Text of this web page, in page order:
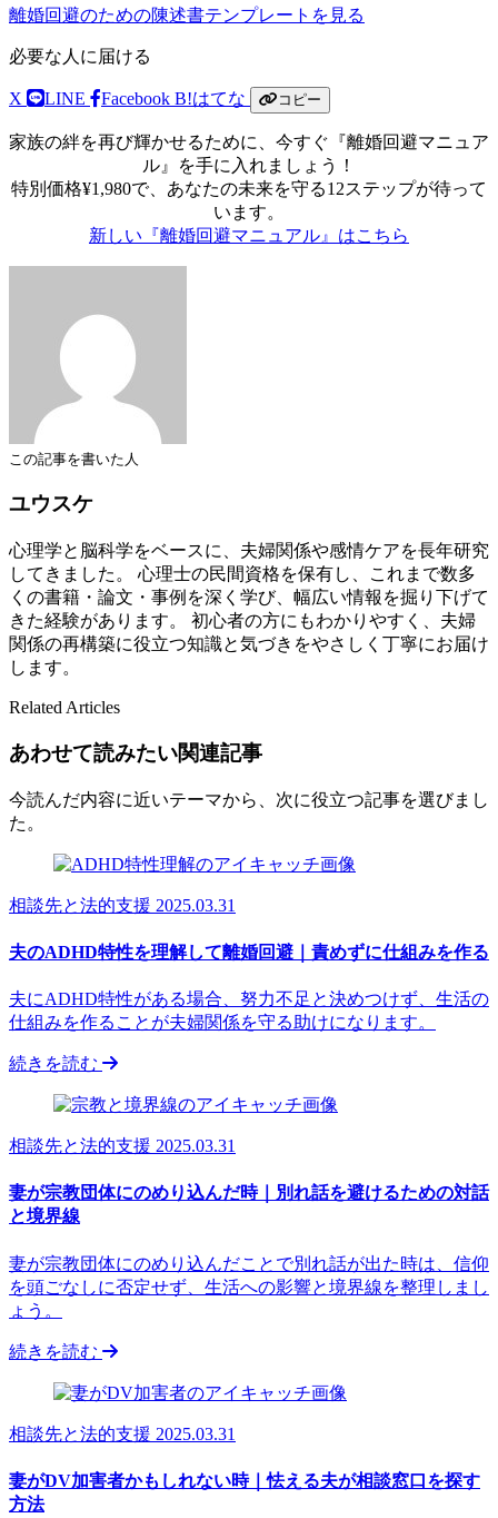
離婚回避のための陳述書テンプレートを見る
必要な人に届ける
X LINE Facebook B!はてな コピー
家族の絆を再び輝かせるために、今すぐ『離婚回避マニュア
ル』を手に入れましょう！
特別価格¥1,980で、あなたの未来を守る12ステップが待って
います。
新しい『離婚回避マニュアル』はこちら
この記事を書いた人
ユウスケ
心理学と脳科学をベースに、夫婦関係や感情ケアを長年研究
してきました。 心理士の民間資格を保有し、これまで数多
くの書籍・論文・事例を深く学び、幅広い情報を掘り下げて
きた経験があります。 初心者の方にもわかりやすく、夫婦
関係の再構築に役立つ知識と気づきをやさしく丁寧にお届け
します。
Related Articles
あわせて読みたい関連記事
今読んだ内容に近いテーマから、次に役立つ記事を選びまし
た。
相談先と法的支援 2025.03.31
夫のADHD特性を理解して離婚回避｜責めずに仕組みを作る
夫にADHD特性がある場合、努力不足と決めつけず、生活の
仕組みを作ることが夫婦関係を守る助けになります。
続きを読む
相談先と法的支援 2025.03.31
妻が宗教団体にのめり込んだ時｜別れ話を避けるための対話
と境界線
妻が宗教団体にのめり込んだことで別れ話が出た時は、信仰
を頭ごなしに否定せず、生活への影響と境界線を整理しまし
ょう。
続きを読む
相談先と法的支援 2025.03.31
妻がDV加害者かもしれない時｜怯える夫が相談窓口を探す
方法